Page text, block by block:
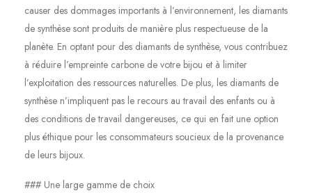
causer des dommages importants à l’environnement, les diamants
de synthèse sont produits de manière plus respectueuse de la
planète. En optant pour des diamants de synthèse, vous contribuez
à réduire l’empreinte carbone de votre bijou et à limiter
l’exploitation des ressources naturelles. De plus, les diamants de
synthèse n’impliquent pas le recours au travail des enfants ou à
des conditions de travail dangereuses, ce qui en fait une option
plus éthique pour les consommateurs soucieux de la provenance
de leurs bijoux.
### Une large gamme de choix